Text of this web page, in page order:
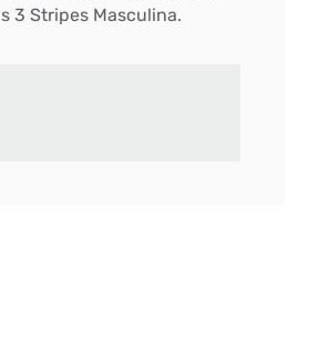
3 Stripes Masculina.